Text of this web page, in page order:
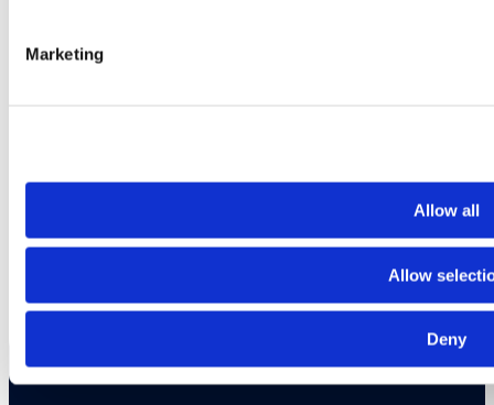
Marketing
Allow all
Allow
Deny